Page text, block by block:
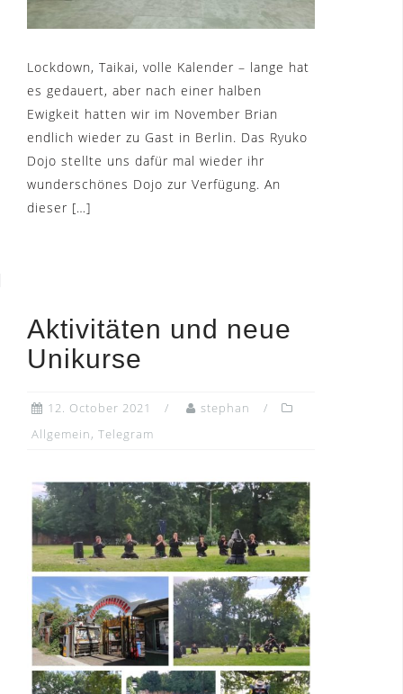
Lockdown, Taikai, volle Kalender – lange hat
es gedauert, aber nach einer halben
Ewigkeit hatten wir im November Brian
endlich wieder zu Gast in Berlin. Das Ryuko
Dojo stellte uns dafür mal wieder ihr
wunderschönes Dojo zur Verfügung. An
dieser […]
Aktivitäten und neue
Unikurse
12. October 2021
stephan
Allgemein, Telegram